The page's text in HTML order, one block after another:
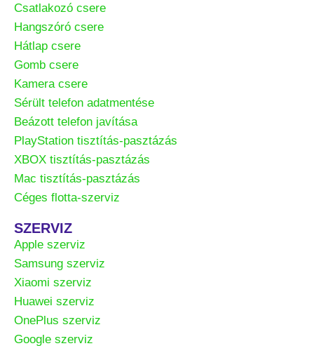
Csatlakozó csere
Hangszóró csere
Hátlap csere
Gomb csere
Kamera csere
Sérült telefon adatmentése
Beázott telefon javítása
PlayStation tisztítás-pasztázás
XBOX tisztítás-pasztázás
Mac tisztítás-pasztázás
Céges flotta-szerviz
SZERVIZ
Apple szerviz
Samsung szerviz
Xiaomi szerviz
Huawei szerviz
OnePlus szerviz
Google szerviz